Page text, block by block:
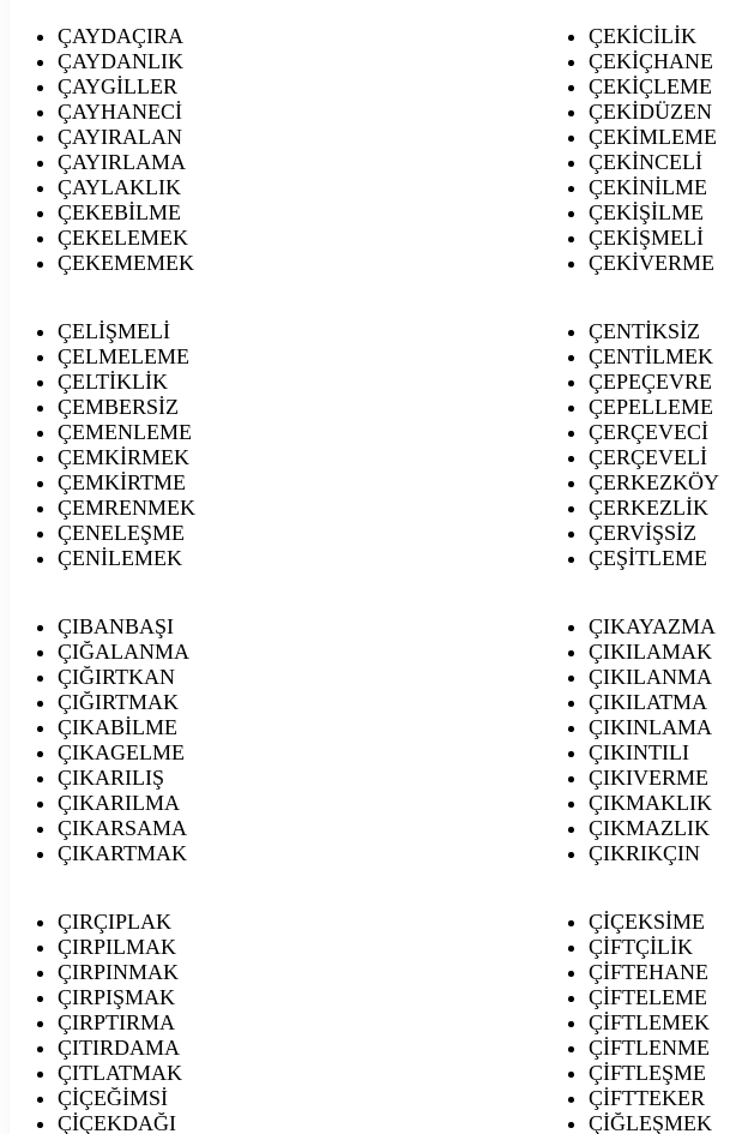
ÇAYDAÇIRA
ÇAYDANLIK
ÇAYGİLLER
ÇAYHANECİ
ÇAYIRALAN
ÇAYIRLAMA
ÇAYLAKLIK
ÇEKEBİLME
ÇEKELEMEK
ÇEKEMEMEK
ÇEKİCİLİK
ÇEKİÇHANE
ÇEKİÇLEME
ÇEKİDÜZEN
ÇEKİMLEME
ÇEKİNCELİ
ÇEKİNİLME
ÇEKİŞİLME
ÇEKİŞMELİ
ÇEKİVERME
ÇELİŞMELİ
ÇELMELEME
ÇELTİKLİK
ÇEMBERSİZ
ÇEMENLEME
ÇEMKİRMEK
ÇEMKİRTME
ÇEMRENMEK
ÇENELEŞME
ÇENİLEMEK
ÇENTİKSİZ
ÇENTİLMEK
ÇEPEÇEVRE
ÇEPELLEME
ÇERÇEVECİ
ÇERÇEVELİ
ÇERKEZKÖY
ÇERKEZLİK
ÇERVİŞSİZ
ÇEŞİTLEME
ÇIBANBAŞI
ÇIĞALANMA
ÇIĞIRTKAN
ÇIĞIRTMAK
ÇIKABİLME
ÇIKAGELME
ÇIKARILIŞ
ÇIKARILMA
ÇIKARSAMA
ÇIKARTMAK
ÇIKAYAZMA
ÇIKILAMAK
ÇIKILANMA
ÇIKILATMA
ÇIKINLAMA
ÇIKINTILI
ÇIKIVERME
ÇIKMAKLIK
ÇIKMAZLIK
ÇIKRIKÇIN
ÇIRÇIPLAK
ÇIRPILMAK
ÇIRPINMAK
ÇIRPIŞMAK
ÇIRPTIRMA
ÇITIRDAMA
ÇITLATMAK
ÇİÇEĞİMSİ
ÇİÇEKDAĞI
ÇİÇEKSİME
ÇİFTÇİLİK
ÇİFTEHANE
ÇİFTELEME
ÇİFTLEMEK
ÇİFTLENME
ÇİFTLEŞME
ÇİFTTEKER
ÇİĞLEŞMEK